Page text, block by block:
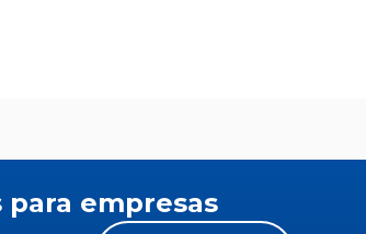
para empresas